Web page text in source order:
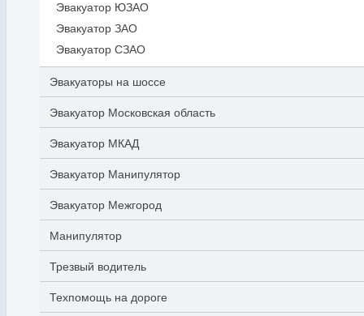
Эвакуатор ЮЗАО
Эвакуатор ЗАО
Эвакуатор СЗАО
Эвакуаторы на шоссе
Эвакуатор Московская область
Эвакуатор МКАД
Эвакуатор Манипулятор
Эвакуатор Межгород
Манипулятор
Трезвый водитель
Техпомощь на дороге